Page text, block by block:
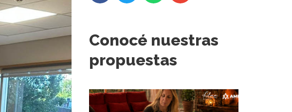
Conocé nuestras
propuestas